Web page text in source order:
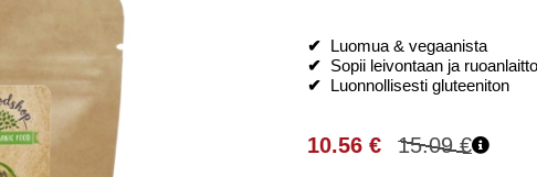
✔
Luomua & vegaanista
✔ Sopii leivontaan ja
✔
Luonnollisesti gluteeniton
15.09€
10.56 €